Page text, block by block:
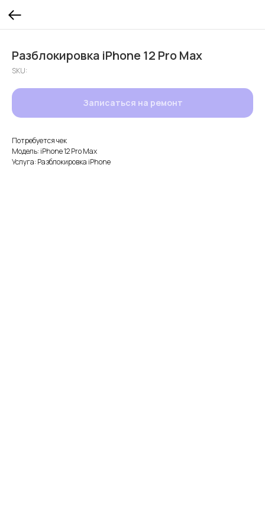
Разблокировка iPhone 12 Pro Max
SKU:
Записаться на ремонт
Потребуется чек
Модель: iPhone 12 Pro Max
Услуга: Разблокировка iPhone